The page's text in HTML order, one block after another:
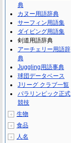
典
カヌー用語辞典
サーフィン用語集
ダイビング用語集
剣道用語辞典
アーチェリー用語辞
典
Juggling用語事典
球団データベース
Jリーグ クラブ一覧
パラリンピック正式
競技
＋ 生物
＋ 食品
＋ 人名